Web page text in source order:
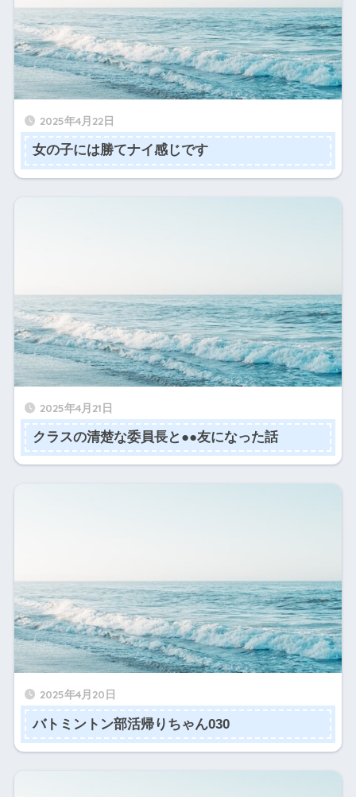
2025年4月22日
女の子には勝てナイ感じです
2025年4月21日
クラスの清楚な委員長と●●友になった話
2025年4月20日
バトミントン部活帰りちゃん030